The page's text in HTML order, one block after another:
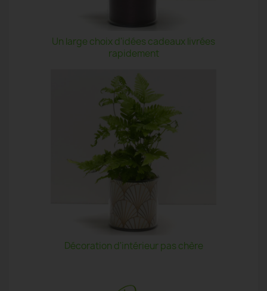
Un large choix d'idées cadeaux livrées
rapidement
Décoration d'intérieur pas chère